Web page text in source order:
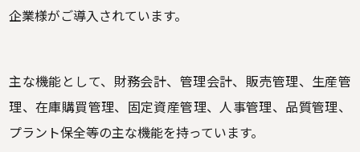
企業様がご導入されています。
主な機能として、財務会計、管理会計、販売管理、生産管
理、在庫購買管理、固定資産管理、人事管理、品質管理、
プラント保全等の主な機能を持っています。